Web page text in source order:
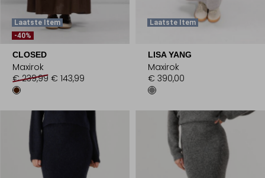
Laatste Item
-40%
CLOSED
Maxirok
€ 239,99 € 143,99
Laatste Item
LISA YANG
Maxirok
€ 390,00